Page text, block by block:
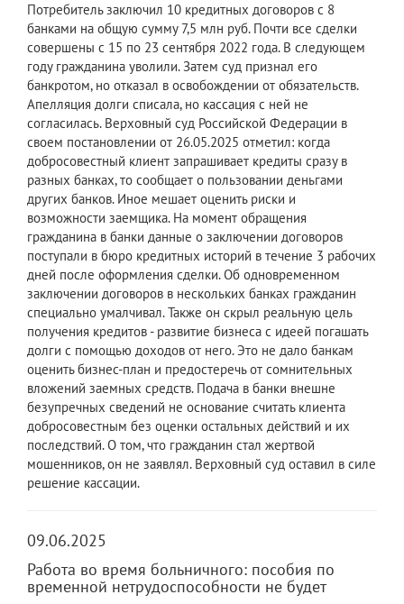
Потребитель заключил 10 кредитных договоров с 8
банками на общую сумму 7,5 млн руб. Почти все сделки
совершены с 15 по 23 сентября 2022 года. В следующем
году гражданина уволили. Затем суд признал его
банкротом, но отказал в освобождении от обязательств.
Апелляция долги списала, но кассация с ней не
согласилась. Верховный суд Российской Федерации в
своем постановлении от 26.05.2025 отметил: когда
добросовестный клиент запрашивает кредиты сразу в
разных банках, то сообщает о пользовании деньгами
других банков. Иное мешает оценить риски и
возможности заемщика. На момент обращения
гражданина в банки данные о заключении договоров
поступали в бюро кредитных историй в течение 3 рабочих
дней после оформления сделки. Об одновременном
заключении договоров в нескольких банках гражданин
специально умалчивал. Также он скрыл реальную цель
получения кредитов - развитие бизнеса с идеей погашать
долги с помощью доходов от него. Это не дало банкам
оценить бизнес-план и предостеречь от сомнительных
вложений заемных средств. Подача в банки внешне
безупречных сведений не основание считать клиента
добросовестным без оценки остальных действий и их
последствий. О том, что гражданин стал жертвой
мошенников, он не заявлял. Верховный суд оставил в силе
решение кассации.
09.06.2025
Работа во время больничного: пособия по
временной нетрудоспособности не будет